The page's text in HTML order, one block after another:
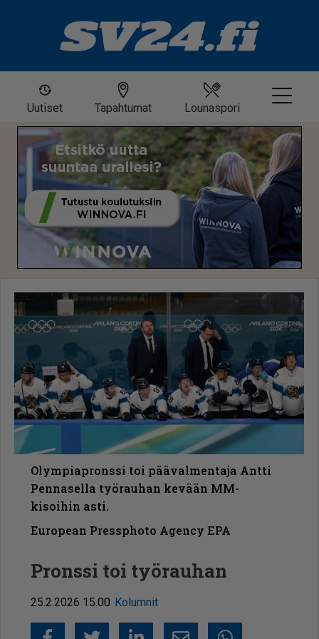
Uutiset Tapahtumat Lounaspori
Olympiapronssi toi päävalmentaja Antti
Pennasella työrauhan kevään MM-
kisoihin asti.
European Pressphoto Agency EPA
Pronssi toi työrauhan
25.2.2026 15.00 Kolumnit